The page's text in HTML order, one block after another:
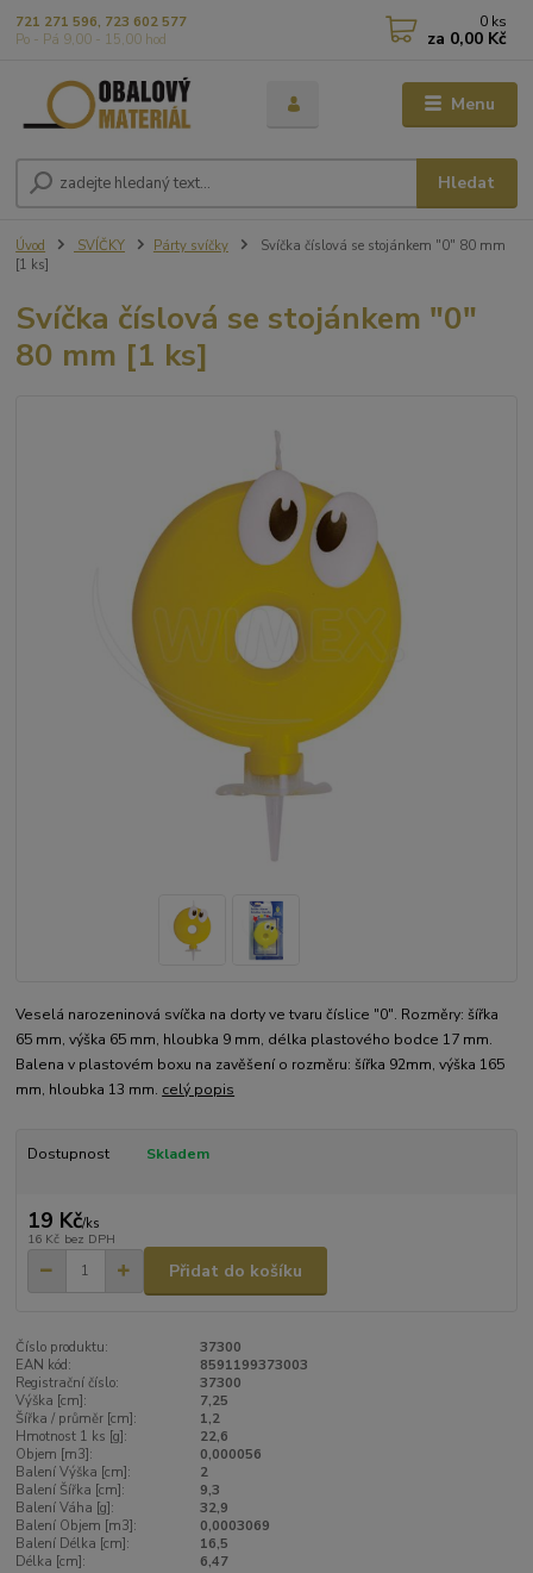
Menu
Hledat
721 271 596, 723 602 577
Po - Pá 9,00 - 15,00 hod
0 ks
za 0,00 Kč
Úvod SVÍČKY Párty svíčky
Svíčka číslová se stojánkem "0" 80 mm
[1 ks]
Svíčka číslová se stojánkem "0"
80 mm [1 ks]
Veselá narozeninová svíčka na dorty ve tvaru číslice "0". Rozměry: šířka
65 mm, výška 65 mm, hloubka 9 mm, délka plastového bodce 17 mm.
Balena v plastovém boxu na zavěšení o rozměru: šířka 92mm, výška 165
mm, hloubka 13 mm. celý popis
Dostupnost Skladem
19 Kč/ks
16 Kč bez DPH
Přidat do košíku
Číslo produktu:
37300
EAN kód:
8591199373003
Registrační číslo:
37300
Výška [cm]:
7,25
Šířka / průměr [cm]:
1,2
Hmotnost 1 ks [g]:
22,6
Objem [m3]:
0,000056
Balení Výška [cm]:
2
Balení Šířka [cm]:
9,3
Balení Váha [g]:
32,9
Balení Objem [m3]:
0,0003069
Balení Délka [cm]:
16,5
Délka [cm]:
6,47